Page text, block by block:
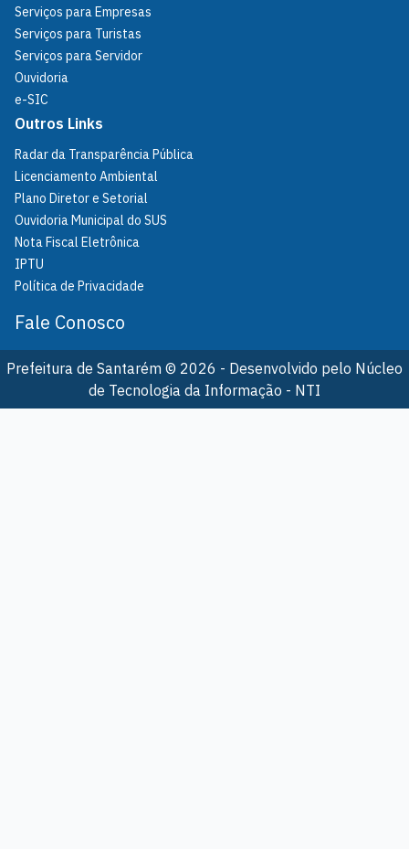
Serviços para Empresas
Serviços para Turistas
Serviços para Servidor
Ouvidoria
e-SIC
Outros Links
Radar da Transparência Pública
Licenciamento Ambiental
Plano Diretor e Setorial
Ouvidoria Municipal do SUS
Nota Fiscal Eletrônica
IPTU
Política de Privacidade
Fale Conosco
Prefeitura de Santarém © 2026 - Desenvolvido pelo Núcleo
de Tecnologia da Informação - NTI